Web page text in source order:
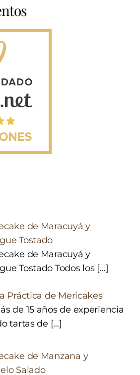
de Maracuyá y
Tostado
de Maracuyá y
Tostado Todos los […]
Práctica de Mericakes
de 15 años de experiencia
tartas de […]
de Manzana y
Salado